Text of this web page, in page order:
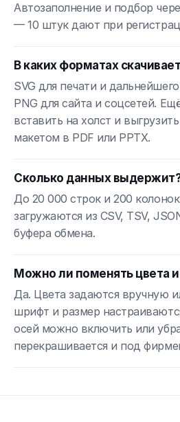
Автозаполнение и подбор
— 10 штук дают при
В каких форматах
SVG для печати и
PNG для сайта и соцсетей.
вставить на холст и
макетом в PDF или PPTX.
Сколько данных
До 20 000 строк и 200
загружаются из CSV, TSV,
буфера обмена.
Можно ли поменять цвета
Да. Цвета задаются вручную
шрифт и размер
осей можно включить или
перекрашивается и под